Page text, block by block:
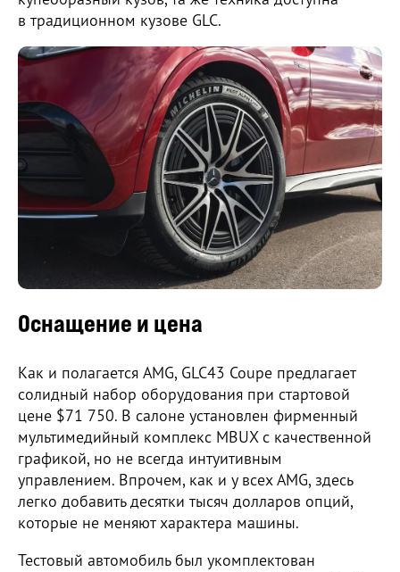
в традиционном кузове GLC.
Оснащение и цена
Как и полагается AMG, GLC43 Coupe предлагает
солидный набор оборудования при стартовой
цене $71 750. В салоне установлен фирменный
мультимедийный комплекс MBUX с качественной
графикой, но не всегда интуитивным
управлением. Впрочем, как и у всех AMG, здесь
легко добавить десятки тысяч долларов опций,
которые не меняют характера машины.
Тестовый автомобиль был укомплектован